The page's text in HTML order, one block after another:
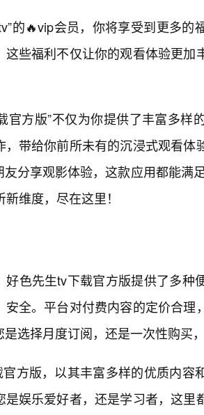
的🔥vip会员，你将享受到更多
这些福利不仅让你的观看体验更加
官方版”不仅为你提供了丰富多样
，带给你前所未有的沉浸式观看体
分享观影体验，这款应用都能满
维度，尽在这里！
好色先生tv下载官方版提供了多种
安全。平台对付费内容的定价合理
选择月度订阅，还是一次性购买
方版，以其丰富多样的优质内容
是娱乐爱好者，还是学习者，这里